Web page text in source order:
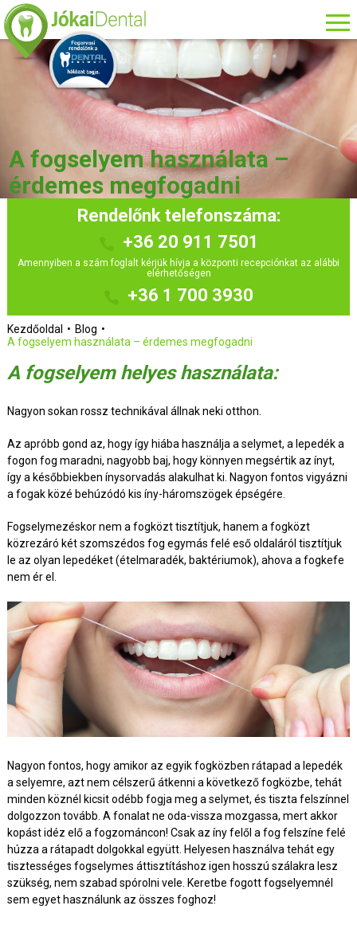
A fogselyem használata –
érdemes megfogadni
Rendelőnk telefonszáma:
+36 20 911 7501
Amennyiben a szám foglalt kérjük hívja a központi recepciónkat az alábbi
elérhetőségen
+36 1 700 3930
Kezdőoldal
Blog
A fogselyem használata – érdemes megfogadni
A fogselyem helyes használata:
Nagyon sokan rossz technikával állnak neki otthon.
Az apróbb gond az, hogy így hiába használja a selymet, a lepedék a
fogon fog maradni, nagyobb baj, hogy könnyen megsértik az ínyt,
így a későbbiekben ínysorvadás alakulhat ki. Nagyon fontos vigyázni
a fogak közé behúzódó kis íny-háromszögek épségére.
Fogselymezéskor nem a fogközt tisztítjuk, hanem a fogközt
közrezáró két szomszédos fog egymás felé eső oldaláról tisztítjuk
le az olyan lepedéket (ételmaradék, baktériumok), ahova a fogkefe
nem ér el.
Nagyon fontos, hogy amikor az egyik fogközben rátapad a lepedék
a selyemre, azt nem célszerű átkenni a következő fogközbe, tehát
minden köznél kicsit odébb fogja meg a selymet, és tiszta felszínnel
dolgozzon tovább. A fonalat ne oda-vissza mozgassa, mert akkor
kopást idéz elő a fogzománcon! Csak az íny felől a fog felszíne felé
húzza a rátapadt dolgokkal együtt. Helyesen használva tehát egy
tisztességes fogselymes áttisztításhoz igen hosszú szálakra lesz
szükség, nem szabad spórolni vele. Keretbe fogott fogselyemnél
sem egyet használunk az összes foghoz!